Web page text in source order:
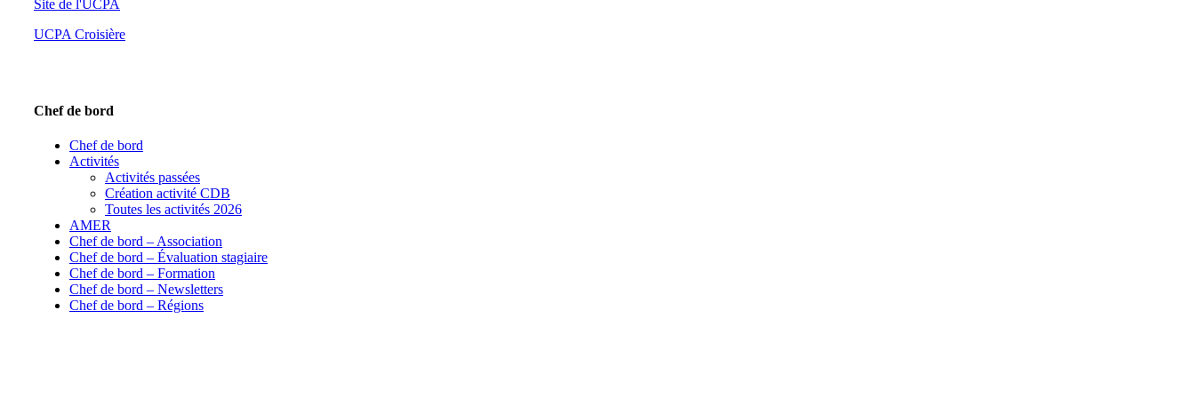
Site de l'UCPA
UCPA Croisière
Chef de bord
Chef de bord
Activités
Activités passées
Création activité CDB
Toutes les activités 2026
AMER
Chef de bord – Association
Chef de bord – Évaluation stagiaire
Chef de bord – Formation
Chef de bord – Newsletters
Chef de bord – Régions